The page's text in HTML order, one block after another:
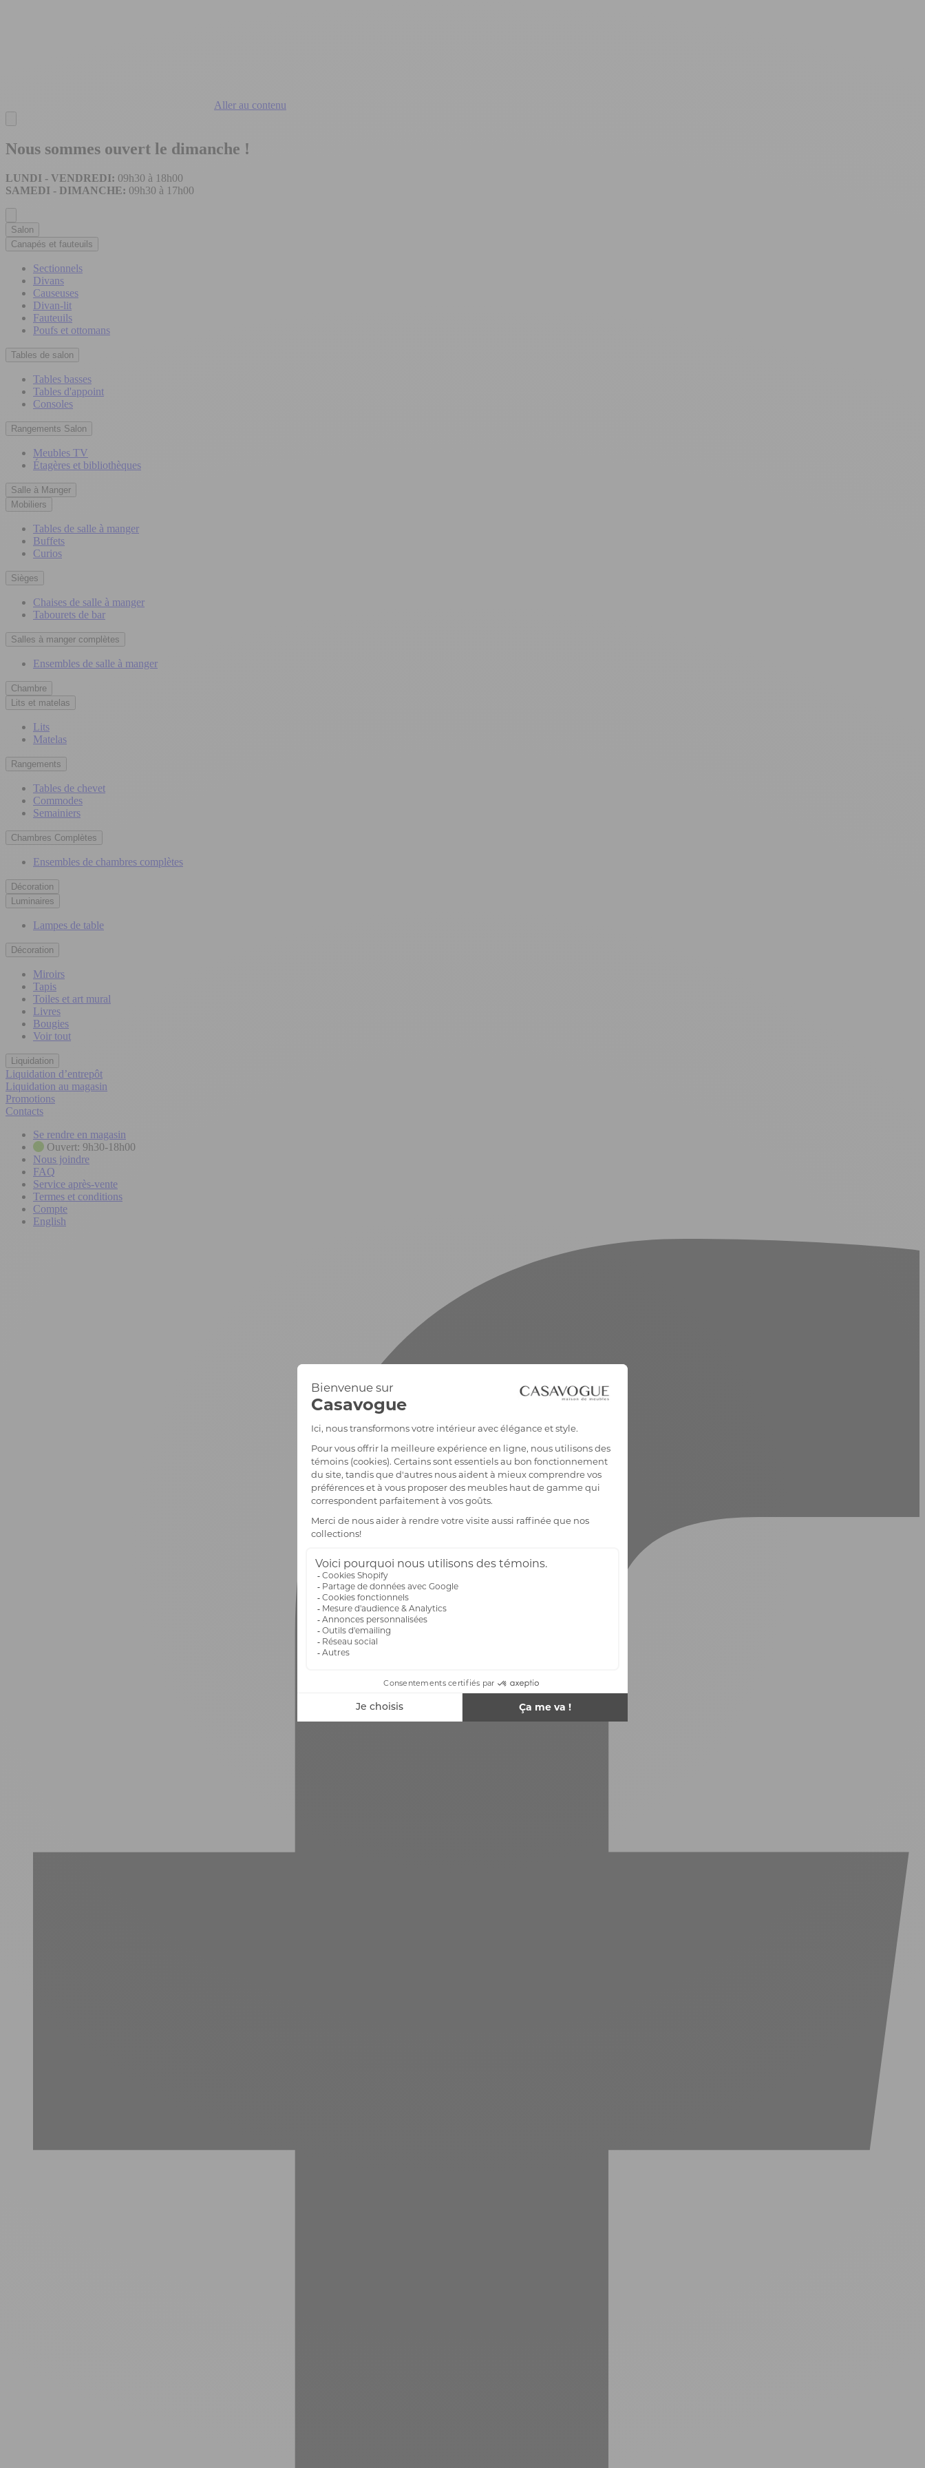
Aller au contenu
Nous sommes ouvert le dimanche !
LUNDI - VENDREDI: 09h30 à 18h00
SAMEDI - DIMANCHE: 09h30 à 17h00
Salon
Canapés et fauteuils
Sectionnels
Divans
Causeuses
Divan-lit
Fauteuils
Poufs et ottomans
Tables de salon
Tables basses
Tables d'appoint
Consoles
Rangements Salon
Meubles TV
Étagères et bibliothèques
Salle à Manger
Mobiliers
Tables de salle à manger
Buffets
Curios
Sièges
Chaises de salle à manger
Tabourets de bar
Salles à manger complètes
Ensembles de salle à manger
Chambre
Lits et matelas
Lits
Matelas
Rangements
Tables de chevet
Commodes
Semainiers
Chambres Complètes
Ensembles de chambres complètes
Décoration
Luminaires
Lampes de table
Décoration
Miroirs
Tapis
Toiles et art mural
Livres
Bougies
Voir tout
Liquidation
Liquidation d’entrepôt
Liquidation au magasin
Promotions
Contacts
Se rendre en magasin
Ouvert: 9h30-18h00
Nous joindre
FAQ
Service après-vente
Termes et conditions
Compte
English